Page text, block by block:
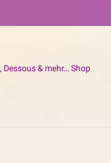
Dessous & mehr… Shop